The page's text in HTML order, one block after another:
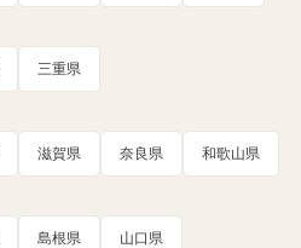
三重県
滋賀県 奈良県 和歌山県
島根県 山口県